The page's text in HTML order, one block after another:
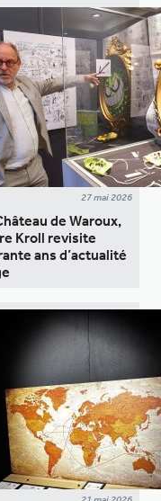
27 mai 2026
de Waroux,
Kroll revisite
ans d’actualité